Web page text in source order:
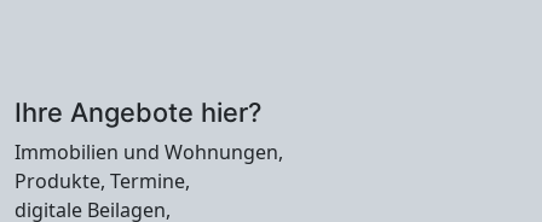
Ihre Angebote hier?
Immobilien und Wohnungen,
Produkte, Termine,
digitale Beilagen,